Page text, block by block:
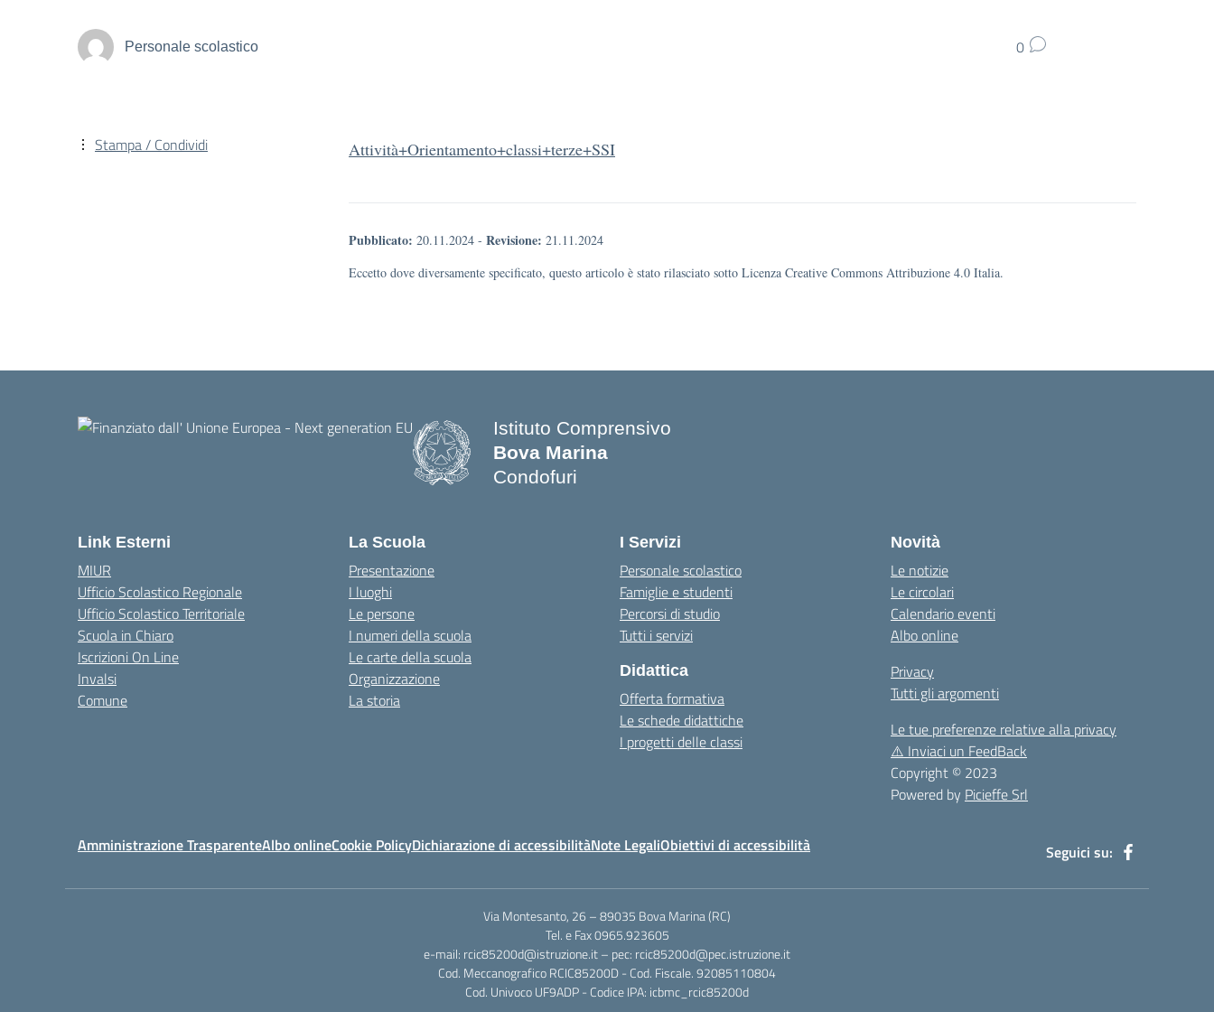
Personale scolastico 0
Attività+Orientamento+classi+terze+SSI
Pubblicato: 20.11.2024 - Revisione: 21.11.2024
Eccetto dove diversamente specificato, questo articolo è stato rilasciato sotto Licenza Creative Commons Attribuzione 4.0 Italia.
Stampa / Condividi
Istituto Comprensivo
Bova Marina
Condofuri
Link Esterni
MIUR
Ufficio Scolastico Regionale
Ufficio Scolastico Territoriale
Scuola in Chiaro
Iscrizioni On Line
Invalsi
Comune
La Scuola
Presentazione
I luoghi
Le persone
I numeri della scuola
Le carte della scuola
Organizzazione
La storia
I Servizi
Personale scolastico
Famiglie e studenti
Percorsi di studio
Tutti i servizi
Didattica
Offerta formativa
Le schede didattiche
I progetti delle classi
Novità
Le notizie
Le circolari
Calendario eventi
Albo online
Privacy
Tutti gli argomenti
Le tue preferenze relative alla privacy
⚠️ Inviaci un FeedBack
Copyright © 2023
Powered by Picieffe Srl
Amministrazione TrasparenteAlbo onlineCookie PolicyDichiarazione di accessibilitàNote LegaliObiettivi di accessibilità Seguici su:
Via Montesanto, 26 – 89035 Bova Marina (RC)
Tel. e Fax 0965.923605
e-mail: rcic85200d@istruzione.it – pec: rcic85200d@pec.istruzione.it
Cod. Meccanografico RCIC85200D - Cod. Fiscale. 92085110804
Cod. Univoco UF9ADP - Codice IPA: icbmc_rcic85200d